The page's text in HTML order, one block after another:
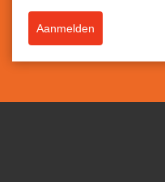
Aanmelden